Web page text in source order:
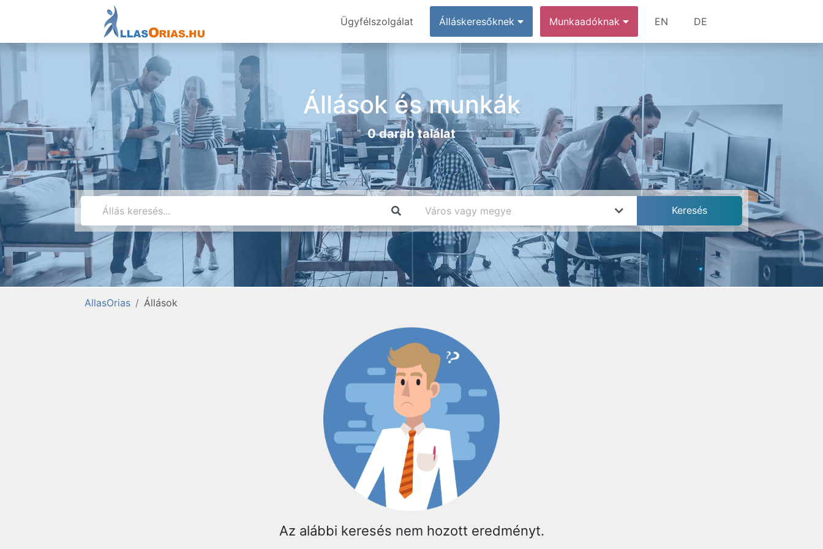
Ügyfélszolgálat Álláskeresőknek Munkaadóknak EN DE
Állások és munkák
0 darab találat
AllasOrias Állások
Az alábbi keresés nem hozott eredményt.